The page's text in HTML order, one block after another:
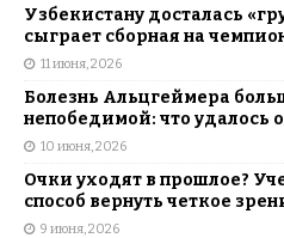
Узбекистану досталась
сыграет сборная на
11 июня, 2026
Болезнь Альцгеймера
непобедимой: что удалось
10 июня, 2026
Очки уходят в прошлое?
способ вернуть четкое
9 июня, 2026